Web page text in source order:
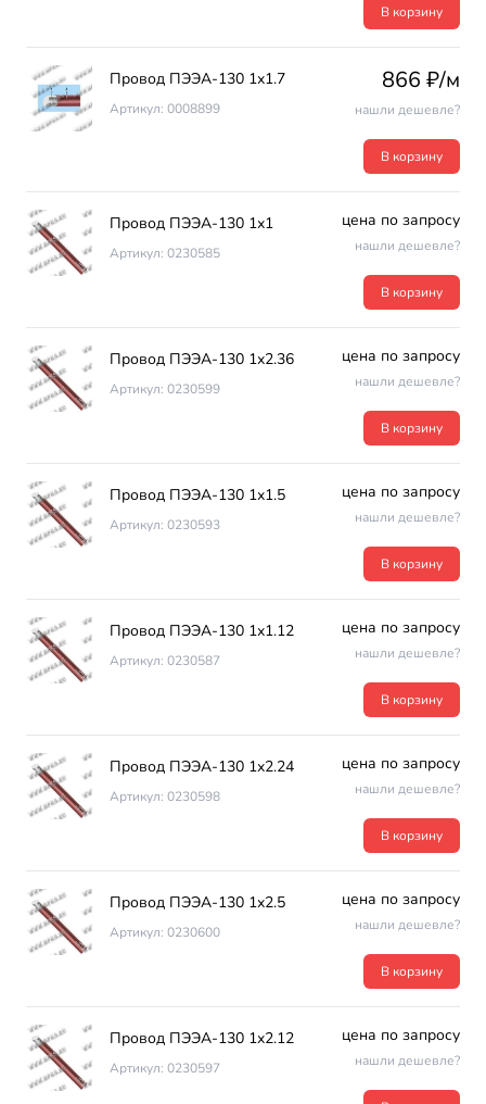
В корзину
Провод ПЭЭА-130 1х1.7
Артикул: 0008899
866 ₽/м
нашли дешевле?
В корзину
Провод ПЭЭА-130 1х1
Артикул: 0230585
цена по запросу
нашли дешевле?
В корзину
Провод ПЭЭА-130 1х2.36
Артикул: 0230599
цена по запросу
нашли дешевле?
В корзину
Провод ПЭЭА-130 1х1.5
Артикул: 0230593
цена по запросу
нашли дешевле?
В корзину
Провод ПЭЭА-130 1х1.12
Артикул: 0230587
цена по запросу
нашли дешевле?
В корзину
Провод ПЭЭА-130 1х2.24
Артикул: 0230598
цена по запросу
нашли дешевле?
В корзину
Провод ПЭЭА-130 1х2.5
Артикул: 0230600
цена по запросу
нашли дешевле?
В корзину
Провод ПЭЭА-130 1х2.12
Артикул: 0230597
цена по запросу
нашли дешевле?